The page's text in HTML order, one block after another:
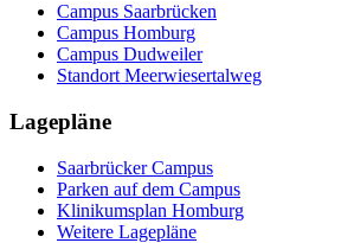
Campus Saarbrücken
Campus Homburg
Campus Dudweiler
Standort Meerwiesertalweg
Lagepläne
Saarbrücker Campus
Parken auf dem Campus
Klinikumsplan Homburg
Weitere Lagepläne